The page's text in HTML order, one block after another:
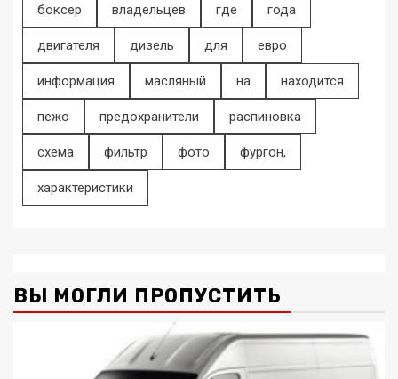
боксер владельцев где года
двигателя дизель для евро
информация масляный на находится
пежо предохранители распиновка
схема фильтр фото фургон,
характеристики
ВЫ МОГЛИ ПРОПУСТИТЬ